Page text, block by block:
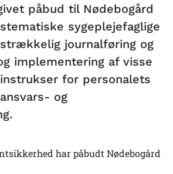
påbud til Nødebogård
sygeplejefaglige
journalføring og
implementering af visse
for personalets
og
har påbudt Nødebogård